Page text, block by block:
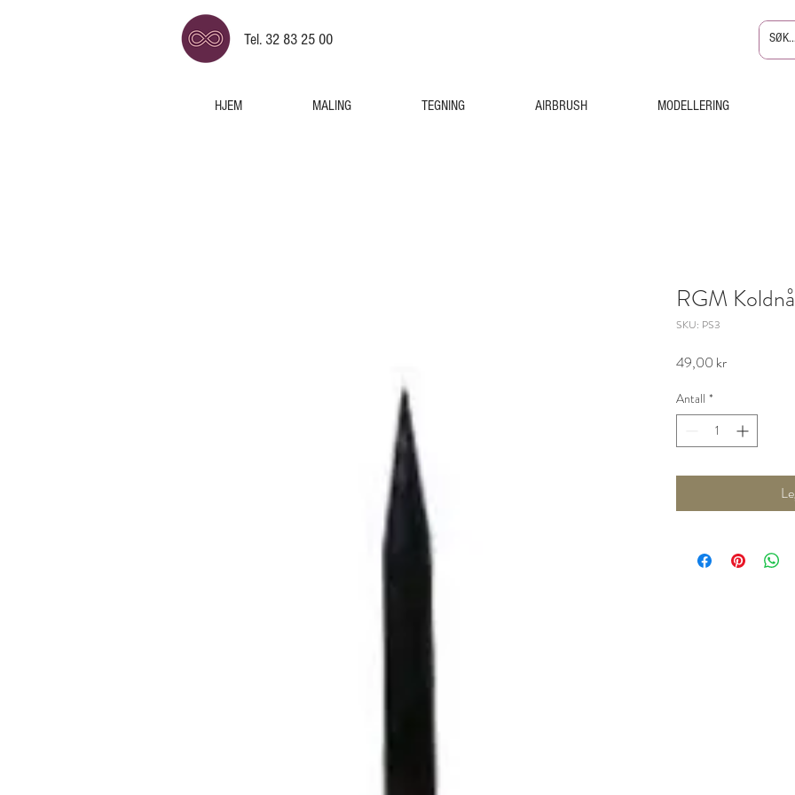
Tel. 32 83 25 00
HJEM MALING TEGNING AIRBRUSH MODELLERING
RGM
SKU: PS3
49,00 krPris
Antall *